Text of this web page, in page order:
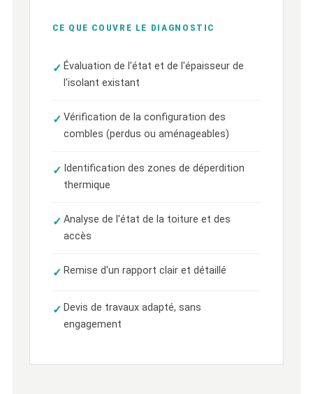
CE QUE COUVRE LE DIAGNOSTIC
Évaluation de l'état et de l'épaisseur de
l'isolant existant
Vérification de la configuration des
combles (perdus ou aménageables)
Identification des zones de déperdition
thermique
Analyse de l'état de la toiture et des
accès
Remise d'un rapport clair et détaillé
Devis de travaux adapté, sans
engagement